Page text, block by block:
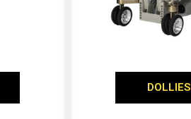
DOLLIES